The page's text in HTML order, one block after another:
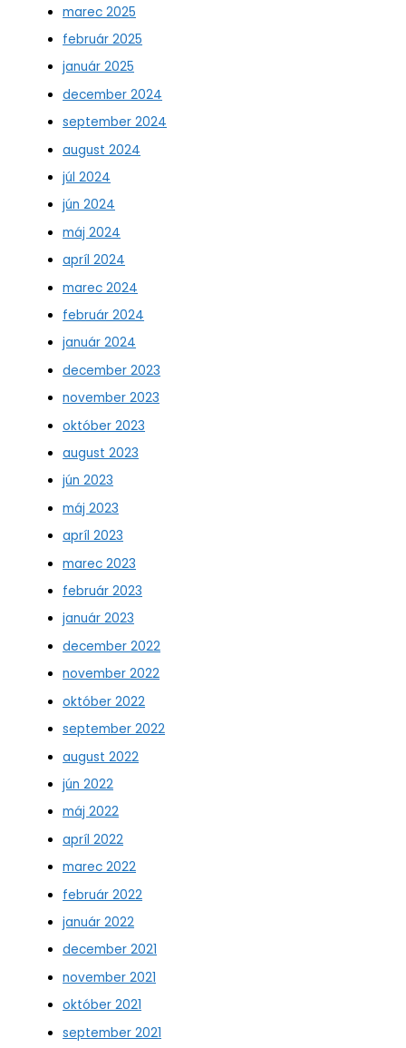
marec 2025
február 2025
január 2025
december 2024
september 2024
august 2024
júl 2024
jún 2024
máj 2024
apríl 2024
marec 2024
február 2024
január 2024
december 2023
november 2023
október 2023
august 2023
jún 2023
máj 2023
apríl 2023
marec 2023
február 2023
január 2023
december 2022
november 2022
október 2022
september 2022
august 2022
jún 2022
máj 2022
apríl 2022
marec 2022
február 2022
január 2022
december 2021
november 2021
október 2021
september 2021